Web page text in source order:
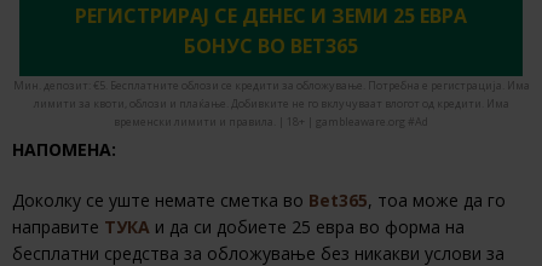
РЕГИСТРИРАЈ СЕ ДЕНЕС И ЗЕМИ 25 ЕВРА
БОНУС ВО BET365
Мин. депозит: €5. Бесплатните облози се кредити за обложување. Потребна е регистрација. Има
лимити за квоти, облози и плаќање. Добивките не го вклучуваат влогот од кредити. Има
временски лимити и правила. | 18+ | gambleaware.org #Ad
НАПОМЕНА:
Доколку се уште немате сметка во Bet365, тоа може да го
направите ТУКА и да си добиете 25 евра во форма на
бесплатни средства за обложување без никакви услови за